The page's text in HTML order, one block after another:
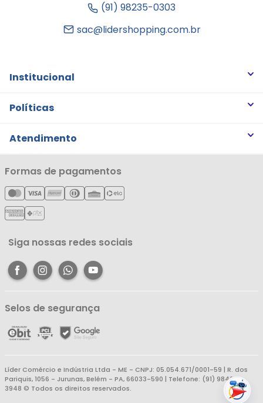
(91) 98235-0303
sac@lidershopping.com.br
Institucional
Quem somos
Notícias
Cartão Líderzan
Políticas
Trocas e Devoluções
Política de Privacidade
Política de Entrega
Política de Reembolso
Atendimento
Minha Conta
Meus Pedidos
Meus Favoritos
Central de Atendimento
Formas de pagamentos
Siga nossas redes sociais
Selos de segurança
Líder Comércio e Indústria Ltda - ME - CNPJ: 05.054.671/0001-59 | R. dos
Pariquis, 1056 - Jurunas, Belém - PA, 66033-590 | Telefone: (91) 98403-
3948 © Todos os direitos reservados.